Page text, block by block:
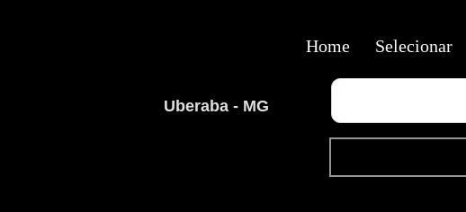
Uberaba - MG
Home Selecionar